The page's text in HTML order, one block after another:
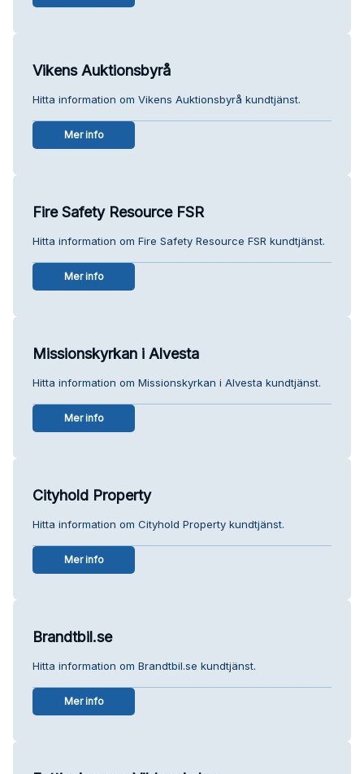
Vikens Auktionsbyrå
Hitta information om Vikens Auktionsbyrå kundtjänst.
Mer info
Fire Safety Resource FSR
Hitta information om Fire Safety Resource FSR kundtjänst.
Mer info
Missionskyrkan i Alvesta
Hitta information om Missionskyrkan i Alvesta kundtjänst.
Mer info
Cityhold Property
Hitta information om Cityhold Property kundtjänst.
Mer info
Brandtbil.se
Hitta information om Brandtbil.se kundtjänst.
Mer info